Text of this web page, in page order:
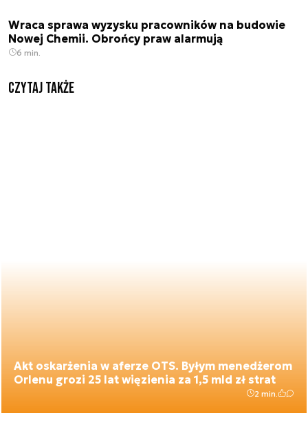
Wraca sprawa wyzysku pracowników na budowie
Nowej Chemii. Obrońcy praw alarmują
6 min.
Czytaj także
Akt oskarżenia w aferze OTS. Byłym menedżerom
Orlenu grozi 25 lat więzienia za 1,5 mld zł strat
2 min.